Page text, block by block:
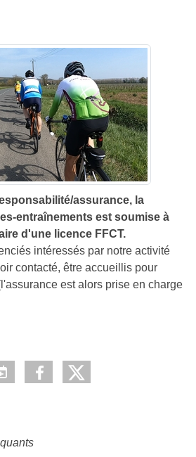
assurance, la
entraînements est soumise à
d'une licence FFCT.
intéressés par notre activité
contacté, être accueillis pour
est alors prise en charge